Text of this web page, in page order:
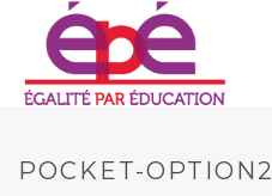
POCKET-OPTION2